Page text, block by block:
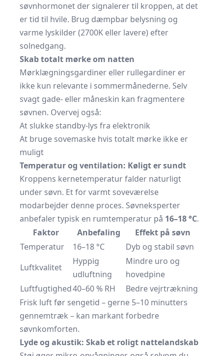
søvnhormonet der signalerer til kroppen, at det
er tid til hvile. Brug dæmpbar belysning og
varme lyskilder (2700K eller lavere) efter
solnedgang.
Skab totalt mørke om natten
Mørklægningsgardiner eller rullegardiner er
ikke kun relevante i sommermånederne. Selv
svagt gade- eller måneskin kan fragmentere
søvnen. Overvej også:
At slukke standby-lys fra elektronik
At bruge sovemaske hvis totalt mørke ikke er
muligt
Temperatur og ventilation: Køligt er sundt
Kroppens kernetemperatur falder naturligt
under søvn. Et for varmt soveværelse
modarbejder denne proces. Søvneksperter
anbefaler typisk en rumtemperatur på 16–18 °C.
Faktor
Anbefaling
Effekt på søvn
Temperatur
16–18 °C
Dyb og stabil søvn
Luftkvalitet
Hyppig
udluftning
Mindre uro og
hovedpine
Luftfugtighed40–60 % RH
Bedre vejrtrækning
Frisk luft før sengetid – gerne 5–10 minutters
gennemtræk – kan markant forbedre
søvnkomforten.
Lyde og akustik: Skab et roligt nattelandskab